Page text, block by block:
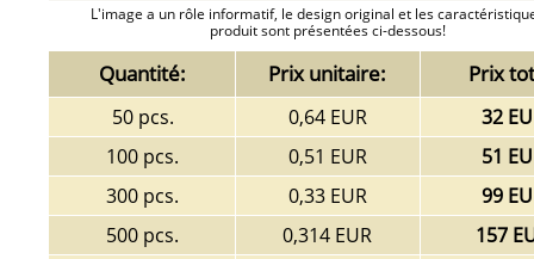
L'image a un rôle informatif, le design original et les
produit sont présentées ci-dessous!
Quantité: Prix unitaire: Prix
50 pcs. 0,64 EUR
32
100 pcs.
0,51 EUR
51
300 pcs.
0,33 EUR
99
500 pcs.
0,314 EUR
157